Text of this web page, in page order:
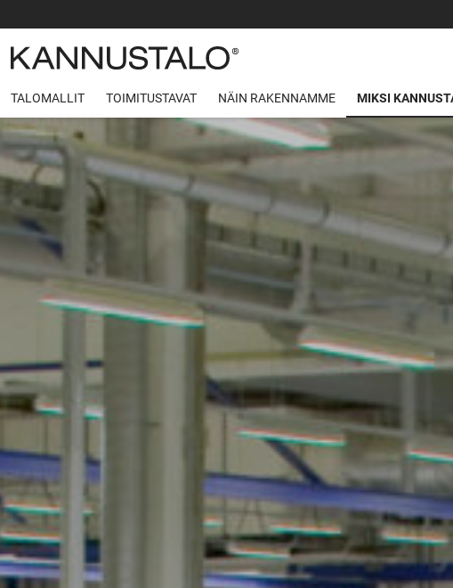
TALOMALLIT TOIMITUSTAVAT NÄIN RAKENNAMME MIKSI